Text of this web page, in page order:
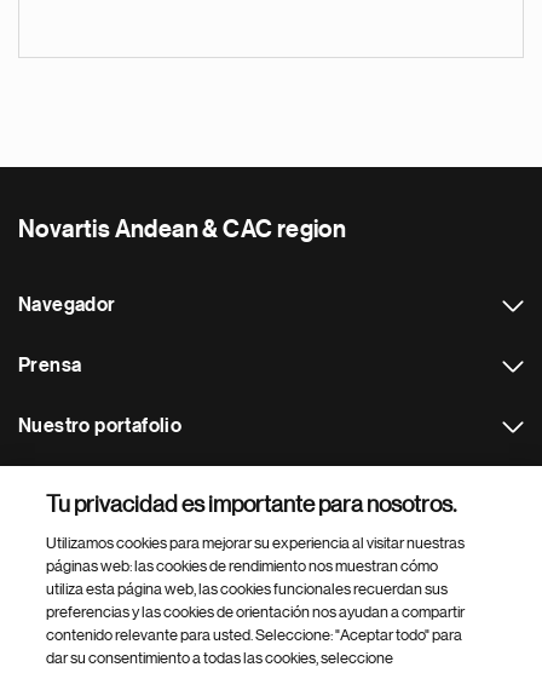
Novartis Andean & CAC region
Navegador
Prensa
Nuestro portafolio
Footer Site Search
Tu privacidad es importante para nosotros.
Utilizamos cookies para mejorar su experiencia al visitar nuestras
páginas web: las cookies de rendimiento nos muestran cómo
utiliza esta página web, las cookies funcionales recuerdan sus
preferencias y las cookies de orientación nos ayudan a compartir
contenido relevante para usted. Seleccione: "Aceptar todo" para
dar su consentimiento a todas las cookies, seleccione